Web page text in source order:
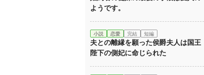
ようです。
小説 恋愛 完結 短編
夫との離縁を願った侯爵夫人は国王
陛下の側妃に命じられた